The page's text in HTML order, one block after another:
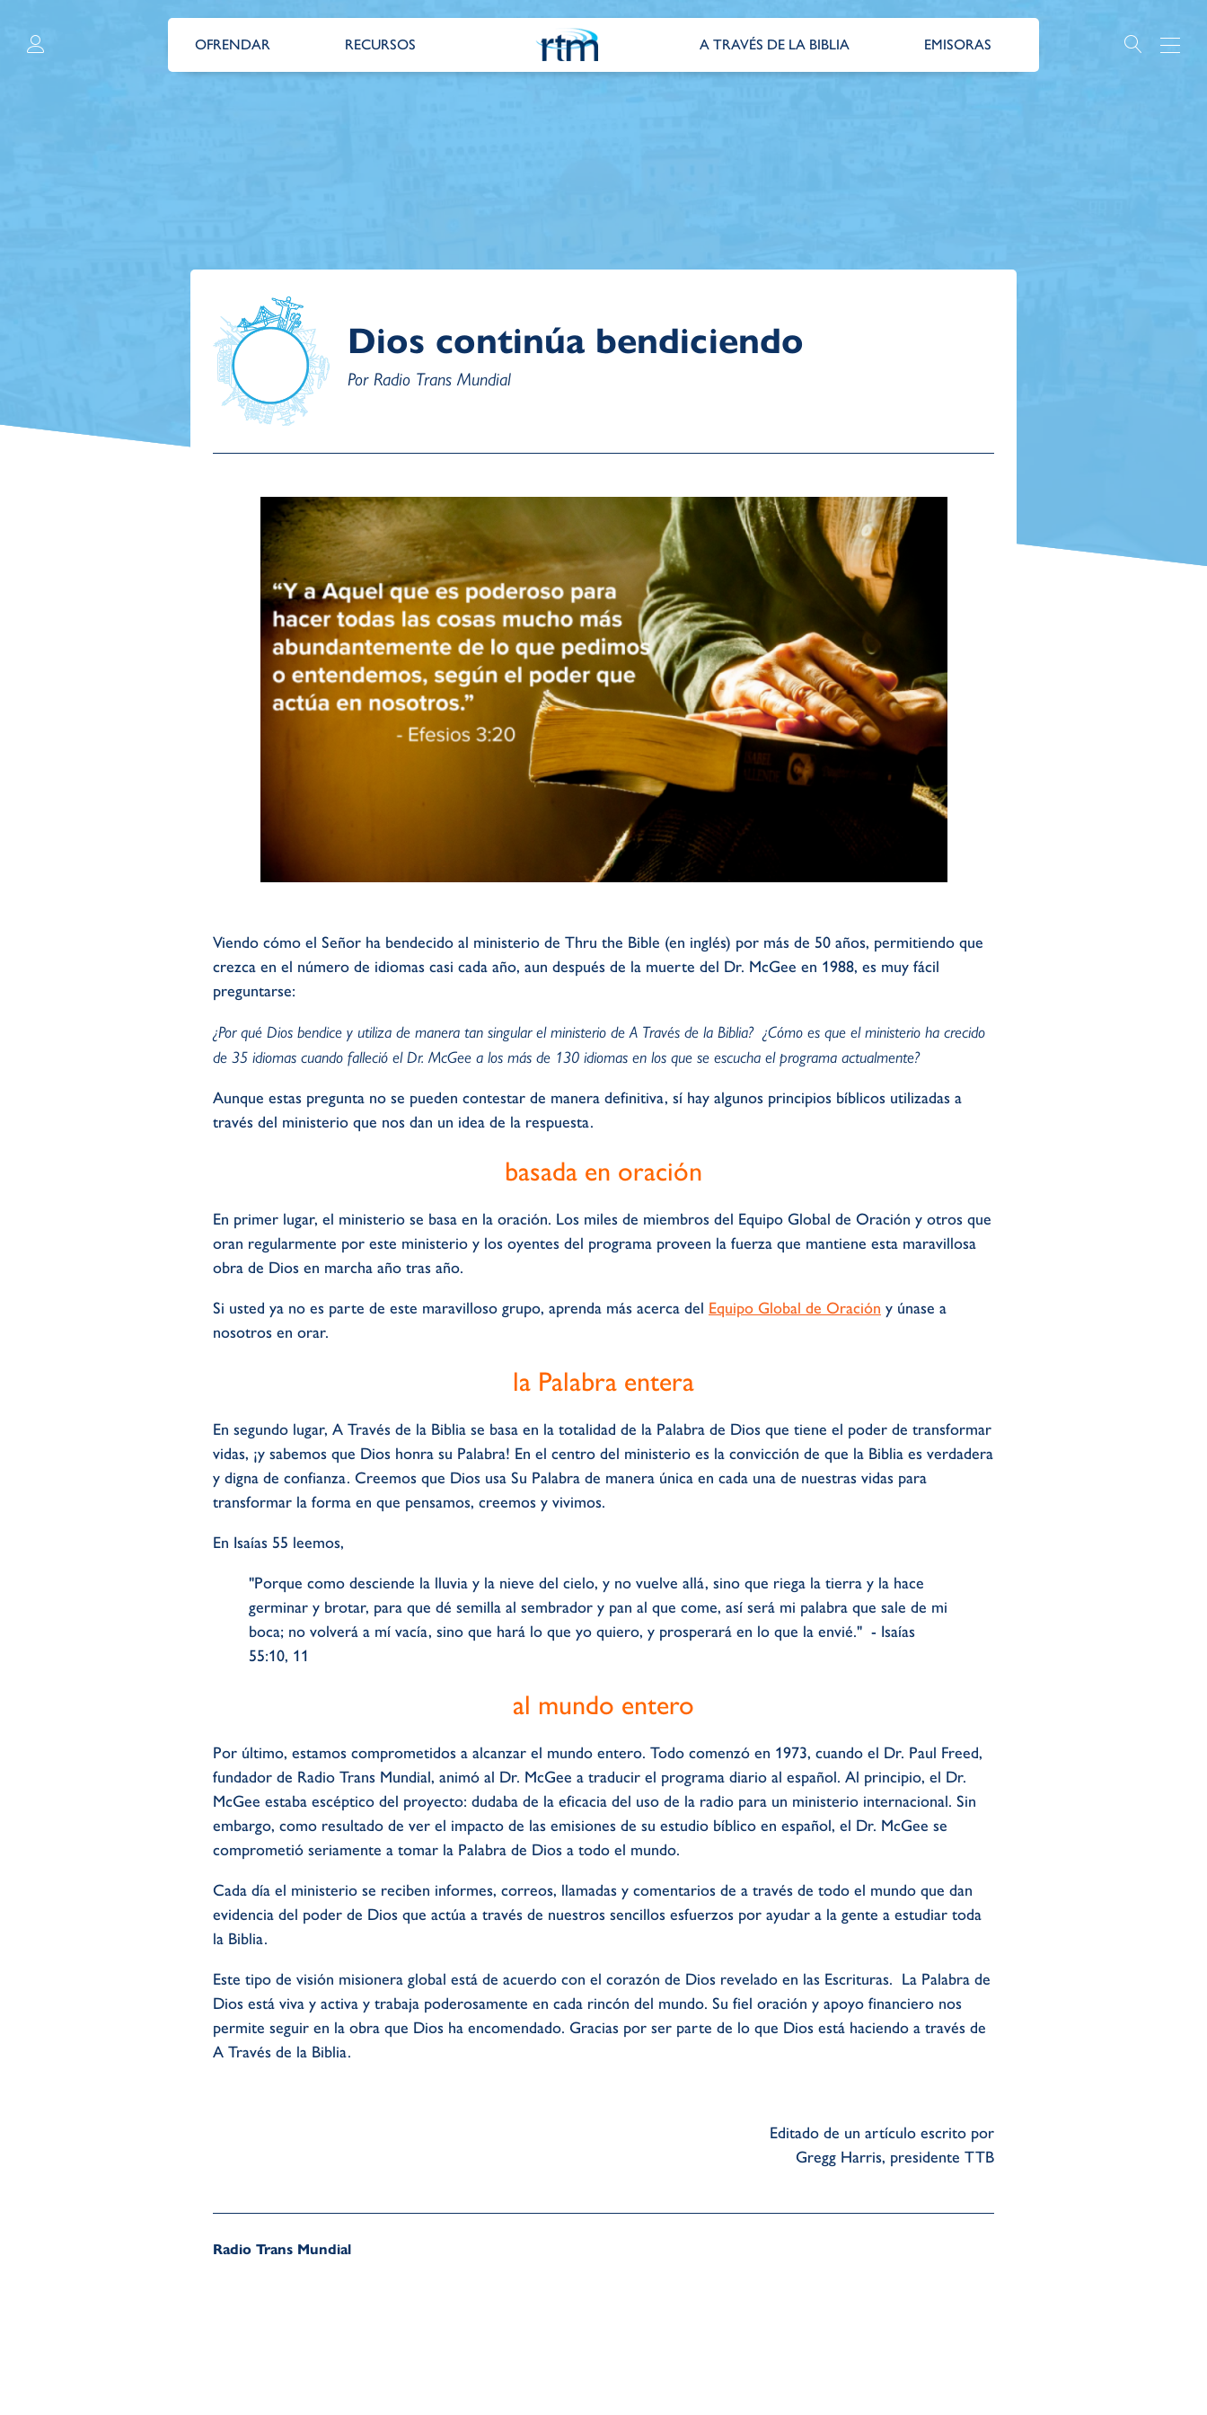
OFRENDAR RECURSOS A TRAVÉS DE LA BIBLIA EMISORAS
Dios continúa bendiciendo
Por Radio Trans Mundial
Viendo cómo el Señor ha bendecido al ministerio de Thru the Bible (en inglés) por más de 50 años, permitiendo que
crezca en el número de idiomas casi cada año, aun después de la muerte del Dr. McGee en 1988, es muy fácil
preguntarse:
¿Por qué Dios bendice y utiliza de manera tan singular el ministerio de A Través de la Biblia? ¿Cómo es que el ministerio ha crecido
de 35 idiomas cuando falleció el Dr. McGee a los más de 130 idiomas en los que se escucha el programa actualmente?
Aunque estas pregunta no se pueden contestar de manera definitiva, sí hay algunos principios bíblicos utilizadas a
través del ministerio que nos dan un idea de la respuesta.
basada en oración
En primer lugar, el ministerio se basa en la oración. Los miles de miembros del Equipo Global de Oración y otros que
oran regularmente por este ministerio y los oyentes del programa proveen la fuerza que mantiene esta maravillosa
obra de Dios en marcha año tras año.
Si usted ya no es parte de este maravilloso grupo, aprenda más acerca del Equipo Global de Oración y únase a
nosotros en orar.
la Palabra entera
En segundo lugar, A Través de la Biblia se basa en la totalidad de la Palabra de Dios que tiene el poder de transformar
vidas, ¡y sabemos que Dios honra su Palabra! En el centro del ministerio es la convicción de que la Biblia es verdadera
y digna de confianza. Creemos que Dios usa Su Palabra de manera única en cada una de nuestras vidas para
transformar la forma en que pensamos, creemos y vivimos.
En Isaías 55 leemos,
"Porque como desciende la lluvia y la nieve del cielo, y no vuelve allá, sino que riega la tierra y la hace
germinar y brotar, para que dé semilla al sembrador y pan al que come, así será mi palabra que sale de mi
boca; no volverá a mí vacía, sino que hará lo que yo quiero, y prosperará en lo que la envié." - Isaías
55:10, 11
al mundo entero
Por último, estamos comprometidos a alcanzar el mundo entero. Todo comenzó en 1973, cuando el Dr. Paul Freed,
fundador de Radio Trans Mundial, animó al Dr. McGee a traducir el programa diario al español. Al principio, el Dr.
McGee estaba escéptico del proyecto: dudaba de la eficacia del uso de la radio para un ministerio internacional. Sin
embargo, como resultado de ver el impacto de las emisiones de su estudio bíblico en español, el Dr. McGee se
comprometió seriamente a tomar la Palabra de Dios a todo el mundo.
Cada día el ministerio se reciben informes, correos, llamadas y comentarios de a través de todo el mundo que dan
evidencia del poder de Dios que actúa a través de nuestros sencillos esfuerzos por ayudar a la gente a estudiar toda
la Biblia.
Este tipo de visión misionera global está de acuerdo con el corazón de Dios revelado en las Escrituras. La Palabra de
Dios está viva y activa y trabaja poderosamente en cada rincón del mundo. Su fiel oración y apoyo financiero nos
permite seguir en la obra que Dios ha encomendado. Gracias por ser parte de lo que Dios está haciendo a través de
A Través de la Biblia.
Editado de un artículo escrito por
Gregg Harris, presidente TTB
Radio Trans Mundial